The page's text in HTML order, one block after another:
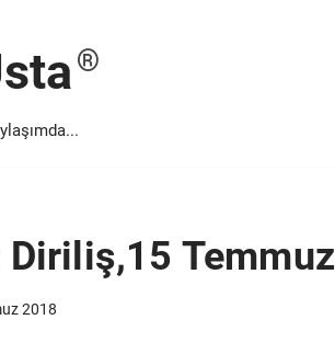
Diriliş,15 Temmuz
2018